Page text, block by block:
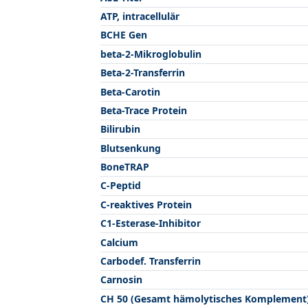
ATP, intracellulär
BCHE Gen
beta-2-Mikroglobulin
Beta-2-Transferrin
Beta-Carotin
Beta-Trace Protein
Bilirubin
Blutsenkung
BoneTRAP
C-Peptid
C-reaktives Protein
C1-Esterase-Inhibitor
Calcium
Carbodef. Transferrin
Carnosin
CH 50 (Gesamt hämolytisches